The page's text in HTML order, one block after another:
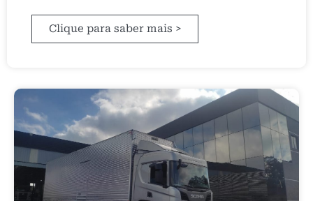
Clique para saber mais >